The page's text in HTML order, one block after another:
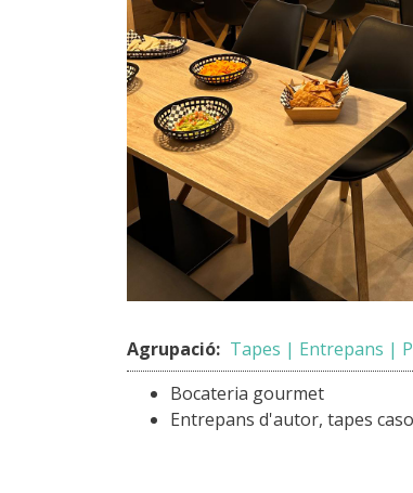
Agrupació: Tapes | Entrepans |
Bocateria gourmet
Entrepans d'autor, tapes